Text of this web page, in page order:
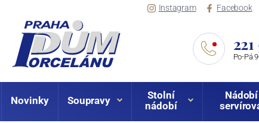
Instagram Facebook
221
Po-Pá
Novinky Soupravy
Stolní
nádobí